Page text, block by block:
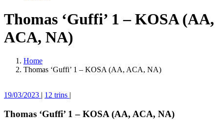
Thomas ‘Guffi’ 1 – KOSA (AA,
ACA, NA)
Home
Thomas ‘Guffi’ 1 – KOSA (AA, ACA, NA)
19/03/2023 | 12 trins |
Thomas ‘Guffi’ 1 – KOSA (AA, ACA, NA)